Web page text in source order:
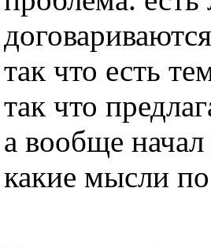
так что есть
так что
а вообще
какие мысли по